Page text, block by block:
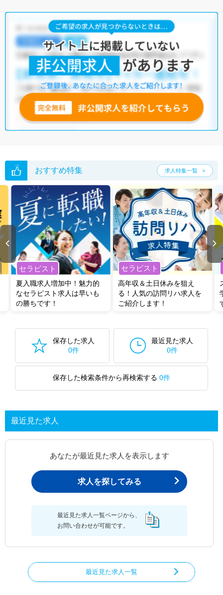
おすすめ特集 求人特集一覧
セラピスト
夏入職求人増加中！魅力的
なセラピスト求人は早いも
の勝ちです！
セラピスト
高年収＆土日休みを狙え
る！人気の訪問リハ求人を
ご紹介します！
保存した求人
0件
最近見た求人
0件
保存した検索条件から再検索する 0件
最近見た求人
あなたが最近見た求人を表示します
求人を探してみる
最近見た求人一覧ページから、
お問い合わせが可能です。
最近見た求人一覧